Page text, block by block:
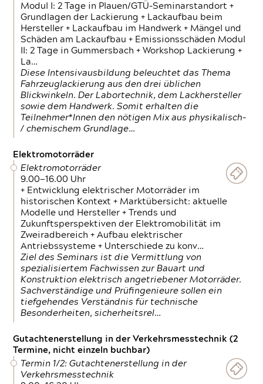
Modul I: 2 Tage in Plauen/GTÜ-Seminarstandort +
Grundlagen der Lackierung + Lackaufbau beim
Hersteller + Lackaufbau im Handwerk + Mängel und
Schäden am Lackaufbau + Emissionsschäden Modul
II: 2 Tage in Gummersbach + Workshop Lackierung +
La…
Diese Intensivausbildung beleuchtet das Thema
Fahrzeuglackierung aus den drei üblichen
Blickwinkeln. Der Labortechnik, dem Lackhersteller
sowie dem Handwerk. Somit erhalten die
Teilnehmer*Innen den nötigen Mix aus physikalisch-
/ chemischem Grundlage…
Elektromotorräder
Elektromotorräder
9.00—16.00 Uhr
+ Entwicklung elektrischer Motorräder im
historischen Kontext + Marktübersicht: aktuelle
Modelle und Hersteller + Trends und
Zukunftsperspektiven der Elektromobilität im
Zweiradbereich + Aufbau elektrischer
Antriebssysteme + Unterschiede zu konv…
Ziel des Seminars ist die Vermittlung von
spezialisiertem Fachwissen zur Bauart und
Konstruktion elektrisch angetriebener Motorräder.
Sachverständige und Prüfingenieure sollen ein
tiefgehendes Verständnis für technische
Besonderheiten, sicherheitsrel…
Gutachtenerstellung in der Verkehrsmesstechnik (2
Termine, nicht einzeln buchbar)
Termin 1/2: Gutachtenerstellung in der
Verkehrsmesstechnik